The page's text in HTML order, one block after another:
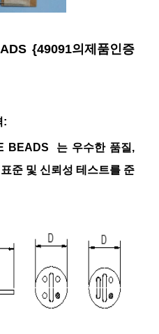
{49091의제품인증
:
BEADS 는 우수한 품질,
준 및 신뢰성 테스트를 준